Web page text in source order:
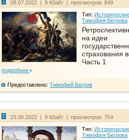
08.07.2022 | 9 Кбайт | просмотров: 849
Тип:
Тимофея Бегрова
на идеи
страхования
Часть 1
подробнее
Предоставлено: Тимофей Бегров
23.06.2022 | 9 Кбайт | просмотров: 754
Тип:
Тимофея Бегрова